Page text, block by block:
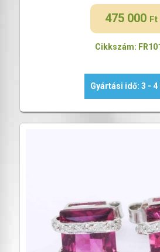
475 000 Ft
Cikkszám:
Gyártási idő: 3 - 4